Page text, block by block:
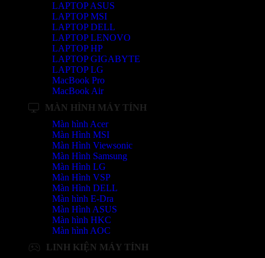
LAPTOP ASUS
LAPTOP MSI
LAPTOP DELL
LAPTOP LENOVO
LAPTOP HP
LAPTOP GIGABYTE
LAPTOP LG
MacBook Pro
MacBook Air
MÀN HÌNH MÁY TÍNH
Màn hình Acer
Màn Hình MSI
Màn Hình Viewsonic
Màn Hình Samsung
Màn Hình LG
Màn Hình VSP
Màn Hình DELL
Màn hình E-Dra
Màn Hình ASUS
Màn hình HKC
Màn hình AOC
LINH KIỆN MÁY TÍNH